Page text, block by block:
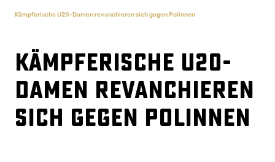
Kämpferische U20-Damen revanchieren sich gegen Polinnen
Kämpferische U20-
Damen revanchieren
sich gegen Polinnen